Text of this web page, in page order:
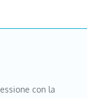
con la